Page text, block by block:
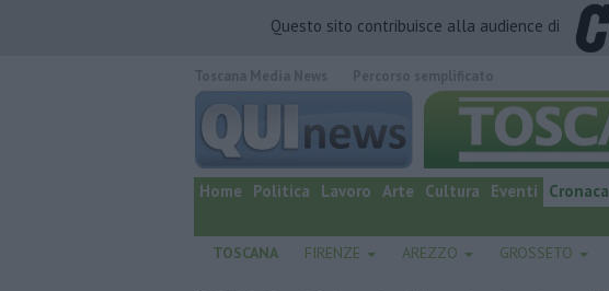
Questo sito contribuisce alla audience di
quotidiano online.
Home Politica Lavoro Arte Cultura Eventi Cronaca
TOSCANA FIRENZE AREZZO GROSSETO